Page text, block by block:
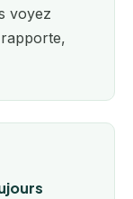
voyez